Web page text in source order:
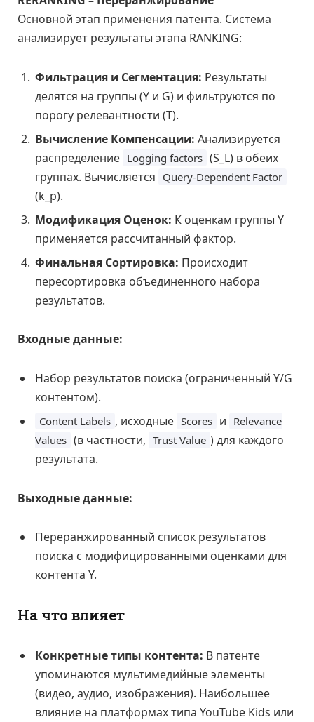
Основной этап применения патента. Система
анализирует результаты этапа RANKING:
Фильтрация и Сегментация: Результаты
делятся на группы (Y и G) и фильтруются по
порогу релевантности (T).
Вычисление Компенсации: Анализируется
распределение Logging factors (S_L) в обеих
группах. Вычисляется Query-Dependent Factor
(k_p).
Модификация Оценок: К оценкам группы Y
применяется рассчитанный фактор.
Финальная Сортировка: Происходит
пересортировка объединенного набора
результатов.
Входные данные:
Набор результатов поиска (ограниченный Y/G
контентом).
Content Labels , исходные Scores и Relevance
Values (в частности, Trust Value ) для каждого
результата.
Выходные данные:
Переранжированный список результатов
поиска с модифицированными оценками для
контента Y.
На что влияет
Конкретные типы контента: В патенте
упоминаются мультимедийные элементы
(видео, аудио, изображения). Наибольшее
влияние на платформах типа YouTube Kids или